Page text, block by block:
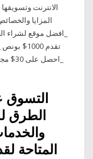
الانترنت
المزايا
_افضل موقع لشراء
التسوق
الطرق
المتاحة